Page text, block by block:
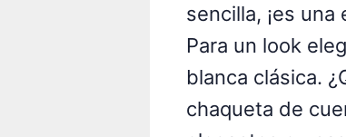
sencilla, ¡es
Para un look
blanca clásica.
chaqueta de